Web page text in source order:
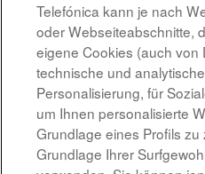
1 2 »
Wählen Sie aus, wie oft (in
erhalten möchten:
Telefónica kann je nach
oder Webseiteabschnitte,
eigene Cookies (auch von
technische und
Personalisierung, für
um Ihnen personalisierte
Grundlage eines Profils
Grundlage Ihrer